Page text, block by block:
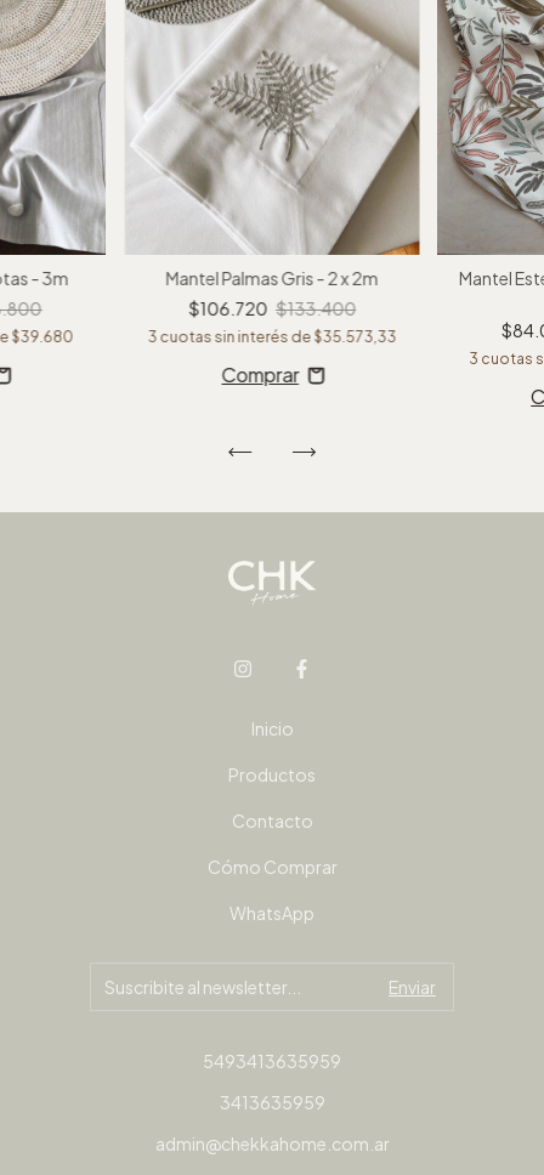
- 3m
$39.680
Mantel Palmas Gris - 2 x 2m
$106.720 $133.400
3 cuotas sin interés de $35.573,33
Mantel
3 cuotas
Inicio
Productos
Contacto
Cómo Comprar
WhatsApp
5493413635959
3413635959
admin@chekkahome.com.ar